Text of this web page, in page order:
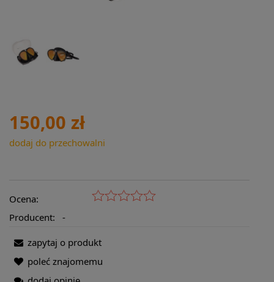
150,00 zł
dodaj do przechowalni
Ocena:
Producent:
-
zapytaj o produkt
poleć znajomemu